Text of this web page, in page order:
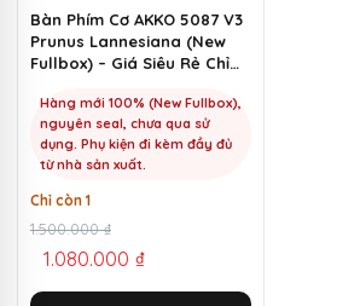
Bàn Phím Cơ AKKO 5087 V3
Prunus Lannesiana (New
Fullbox) – Giá Siêu Rẻ Chỉ
Hàng mới 100% (New Fullbox),
nguyên seal, chưa qua sử
dụng. Phụ kiện đi kèm đầy đủ
từ nhà sản xuất.
Chỉ còn 1
1.500.000₫
Giá
gốc
là:
1.080.000 ₫
Giá
hiện
tại